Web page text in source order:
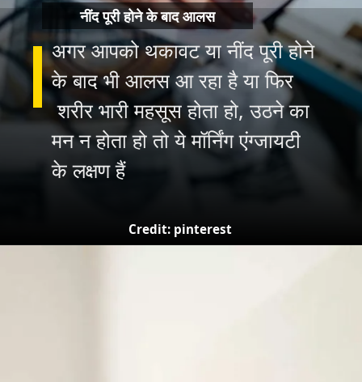
अगर आपको थकावट या नींद पूरी होने
के बाद भी आलस आ रहा है या फिर
शरीर भारी महसूस होता हो, उठने का
मन न होता हो तो ये मॉर्निंग एंग्जायटी
के लक्षण हैं
Credit: pinterest
नींद पूरी होने के बाद आलस